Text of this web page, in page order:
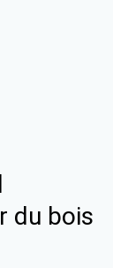
du bois